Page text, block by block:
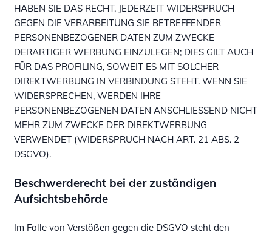
HABEN SIE DAS RECHT, JEDERZEIT WIDERSPRUCH
GEGEN DIE VERARBEITUNG SIE BETREFFENDER
PERSONENBEZOGENER DATEN ZUM ZWECKE
DERARTIGER WERBUNG EINZULEGEN; DIES GILT AUCH
FÜR DAS PROFILING, SOWEIT ES MIT SOLCHER
DIREKTWERBUNG IN VERBINDUNG STEHT. WENN SIE
WIDERSPRECHEN, WERDEN IHRE
PERSONENBEZOGENEN DATEN ANSCHLIESSEND NICHT
MEHR ZUM ZWECKE DER DIREKTWERBUNG
VERWENDET (WIDERSPRUCH NACH ART. 21 ABS. 2
DSGVO).
Beschwerde­recht bei der zuständigen
Aufsichts­behörde
Im Falle von Verstößen gegen die DSGVO steht den